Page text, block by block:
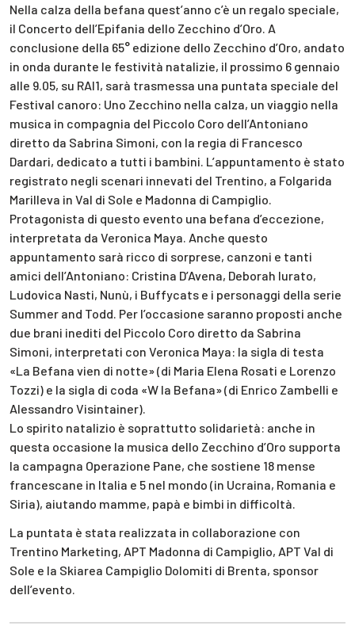
Nella calza della befana quest’anno c’è un regalo speciale,
il Concerto dell’Epifania dello Zecchino d’Oro. A
conclusione della 65° edizione dello Zecchino d’Oro, andato
in onda durante le festività natalizie, il prossimo 6 gennaio
alle 9.05, su RAI1, sarà trasmessa una puntata speciale del
Festival canoro: Uno Zecchino nella calza, un viaggio nella
musica in compagnia del Piccolo Coro dell’Antoniano
diretto da Sabrina Simoni, con la regia di Francesco
Dardari, dedicato a tutti i bambini. L’appuntamento è stato
registrato negli scenari innevati del Trentino, a Folgarida
Marilleva in Val di Sole e Madonna di Campiglio.
Protagonista di questo evento una befana d’eccezione,
interpretata da Veronica Maya. Anche questo
appuntamento sarà ricco di sorprese, canzoni e tanti
amici dell’Antoniano: Cristina D’Avena, Deborah Iurato,
Ludovica Nasti, Nunù, i Buffycats e i personaggi della serie
Summer and Todd. Per l’occasione saranno proposti anche
due brani inediti del Piccolo Coro diretto da Sabrina
Simoni, interpretati con Veronica Maya: la sigla di testa
«La Befana vien di notte» (di Maria Elena Rosati e Lorenzo
Tozzi) e la sigla di coda «W la Befana» (di Enrico Zambelli e
Alessandro Visintainer).
Lo spirito natalizio è soprattutto solidarietà: anche in
questa occasione la musica dello Zecchino d’Oro supporta
la campagna Operazione Pane, che sostiene 18 mense
francescane in Italia e 5 nel mondo (in Ucraina, Romania e
Siria), aiu­tan­do mamme, papà e bimbi in difficoltà.
La puntata è stata realizzata in collaborazione con
Trentino Marketing, APT Madonna di Campiglio, APT Val di
Sole e la Skiarea Campiglio Dolomiti di Brenta, sponsor
dell’evento.